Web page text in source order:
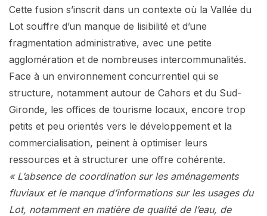
Cette fusion s’inscrit dans un contexte où la Vallée du
Lot souffre d’un manque de lisibilité et d’une
fragmentation administrative, avec une petite
agglomération et de nombreuses intercommunalités.
Face à un environnement concurrentiel qui se
structure, notamment autour de Cahors et du Sud-
Gironde, les offices de tourisme locaux, encore trop
petits et peu orientés vers le développement et la
commercialisation, peinent à optimiser leurs
ressources et à structurer une offre cohérente.
« L’absence de coordination sur les aménagements
fluviaux et le manque d’informations sur les usages du
Lot, notamment en matière de qualité de l’eau, de